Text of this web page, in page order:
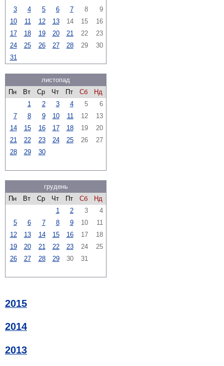
3
4 5 6 7 8
9
10
11 12 13 14 15
16
17
18 19 20 21 22
23
24
25 26 27 28 29
30
31
листопад
Пн
Вт Ср Чт Пт Сб
Нд
1
2 3 4 5
6
7
8 9 10 11 12
13
14
15 16 17 18 19
20
21
22 23 24 25 26
27
28
29 30
грудень
Пн
Вт Ср Чт Пт Сб
Нд
1
2 3
4
5
6 7 8 9 10
11
12
13 14 15 16 17
18
19
20 21 22 23 24
25
26
27 28 29 30 31
2015
2014
2013